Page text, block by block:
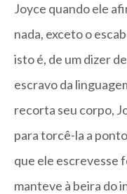
Joyce quando ele
nada, exceto o
isto é, de um dizer
escravo da
recorta seu corpo,
para torcê-la a
que ele escrevesse
manteve à beira do